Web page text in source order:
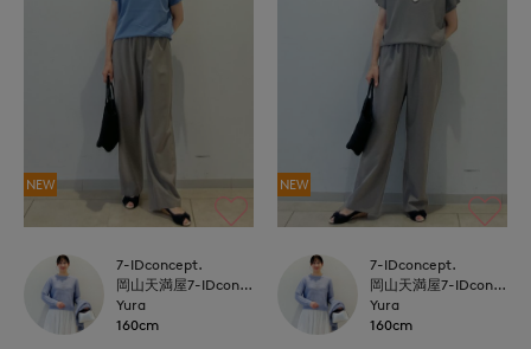
NEW
7-IDconcept.
岡山天満屋7-IDconcept.
Yura
160cm
NEW
7-IDconcept.
岡山天満屋7-IDconcept.
Yura
160cm